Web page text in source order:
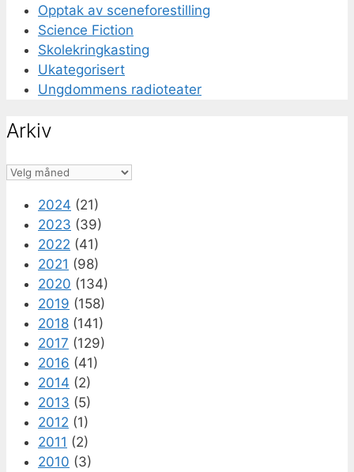
Opptak av sceneforestilling
Science Fiction
Skolekringkasting
Ukategorisert
Ungdommens radioteater
Arkiv
Arkiv
2024 (21)
2023 (39)
2022 (41)
2021 (98)
2020 (134)
2019 (158)
2018 (141)
2017 (129)
2016 (41)
2014 (2)
2013 (5)
2012 (1)
2011 (2)
2010 (3)